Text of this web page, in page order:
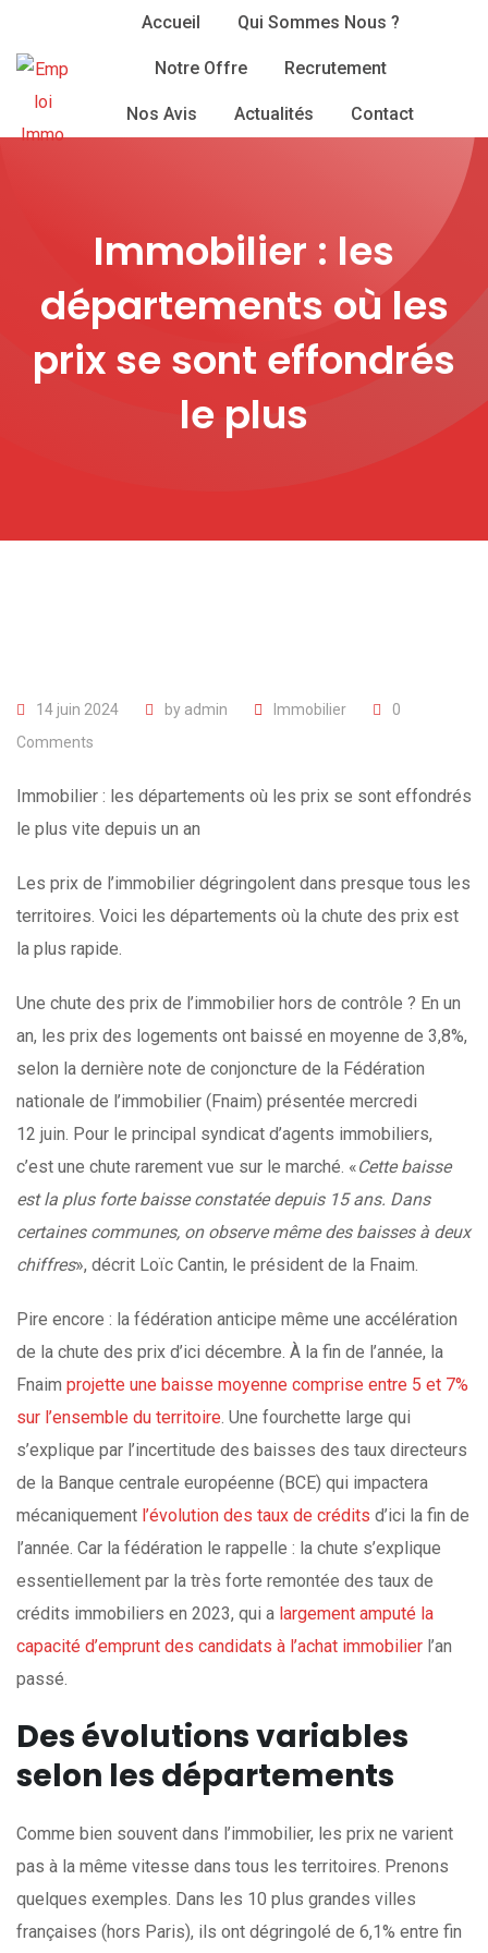
content
Accueil Qui Sommes Nous ?
Notre Offre Recrutement
Nos Avis Actualités Contact
Immobilier : les
départements où les
prix se sont effondrés
le plus
14 juin 2024 by admin Immobilier
0
Comments
Immobilier : les départements où les prix se sont effondrés
le plus vite depuis un an
Les prix de l’immobilier dégringolent dans presque tous les
territoires. Voici les départements où la chute des prix est
la plus rapide.
Une chute des prix de l’immobilier hors de contrôle ? En un
an, les prix des logements ont baissé en moyenne de 3,8%,
selon la dernière note de conjoncture de la Fédération
nationale de l’immobilier (Fnaim) présentée mercredi
12 juin. Pour le principal syndicat d’agents immobiliers,
c’est une chute rarement vue sur le marché. «Cette baisse
est la plus forte baisse constatée depuis 15 ans. Dans
certaines communes, on observe même des baisses à deux
chiffres», décrit Loïc Cantin, le président de la Fnaim.
Pire encore : la fédération anticipe même une accélération
de la chute des prix d’ici décembre. À la fin de l’année, la
Fnaim projette une baisse moyenne comprise entre 5 et 7%
sur l’ensemble du territoire. Une fourchette large qui
s’explique par l’incertitude des baisses des taux directeurs
de la Banque centrale européenne (BCE) qui impactera
mécaniquement l’évolution des taux de crédits d’ici la fin de
l’année. Car la fédération le rappelle : la chute s’explique
essentiellement par la très forte remontée des taux de
crédits immobiliers en 2023, qui a largement amputé la
capacité d’emprunt des candidats à l’achat immobilier l’an
passé.
Des évolutions variables
selon les départements
Comme bien souvent dans l’immobilier, les prix ne varient
pas à la même vitesse dans tous les territoires. Prenons
quelques exemples. Dans les 10 plus grandes villes
françaises (hors Paris), ils ont dégringolé de 6,1% entre fin